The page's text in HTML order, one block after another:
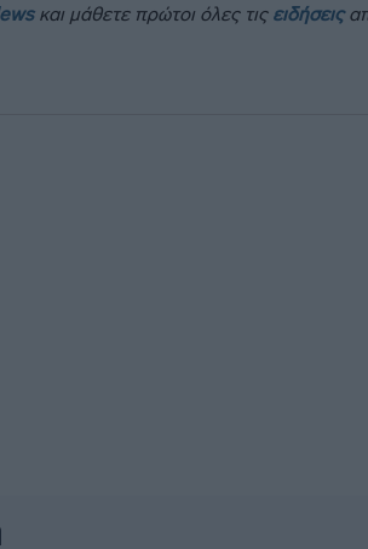
και μάθετε πρώτοι όλες τις ειδήσεις